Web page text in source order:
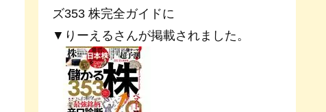
ズ353 株完全ガイドに
▼りーえるさんが掲載されました。